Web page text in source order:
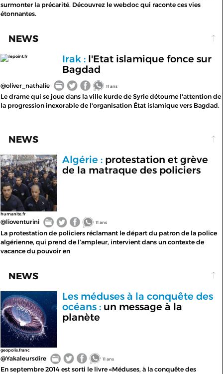
surmonter la précarité. Découvrez le webdoc qui raconte ces vies
étonnantes.
NEWS
lepoint.fr Irak :l'Etat islamique fonce sur
Bagdad
@oliver_nathalie 11 ans
Le drame qui se joue dans la ville kurde de Syrie détourne l'attention de
la progression inexorable de l'organisation État islamique vers Bagdad.
NEWS
humanite.fr
Algérie :protestation et grève
de la matraque des policiers
@lioventurini 11 ans
La protestation de policiers réclamant le départ du patron de la police
algérienne, qui prend de l’ampleur, intervient dans un contexte de
vacance du pouvoir en
NEWS
geopolis.franc
Les méduses à la conquête des
océans :un message à la
planète
@Yakaleursdire 11 ans
En septembre 2014 est sorti le livre «Méduses, à la conquête des